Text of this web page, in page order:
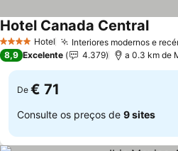
4 EstrelasHotel Interiores modernos e
Hotel Canada Central
8,9 Excelente 4.379 a 0.3 km de
De € 71
Consulte os preços de 9 sites